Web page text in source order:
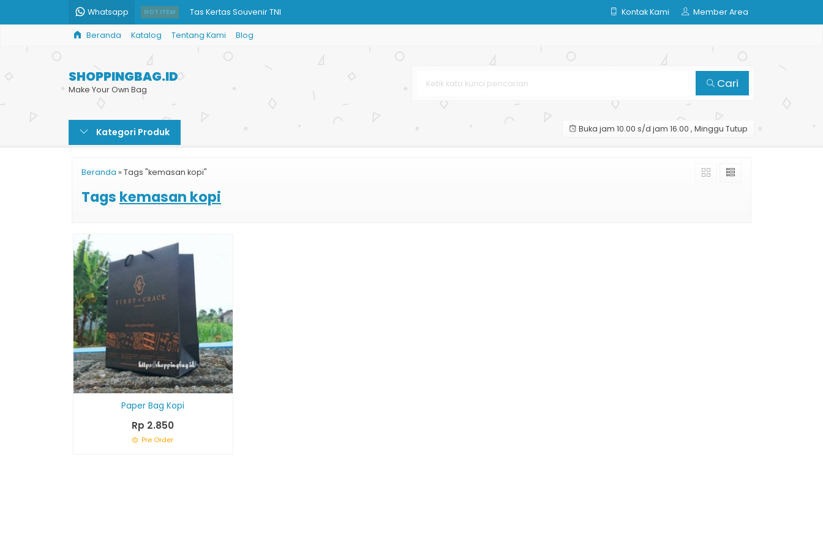
Whatsapp HOT ITEM Tas Kertas Souvenir TNI
Paper Bag Kecantikan
Paper Bag Kotak Souvenir
Harga Paper Bag Coklat
Kontak Kami Member Area
Beranda Katalog Tentang Kami Blog
SHOPPINGBAG.ID
Make Your Own Bag Cari
Kategori Produk Buka jam 10.00 s/d jam 16.00 , Minggu Tutup
Beranda » Tags "kemasan kopi"
Tags kemasan kopi
Paper Bag Kopi
Rp 2.850
Pre Order